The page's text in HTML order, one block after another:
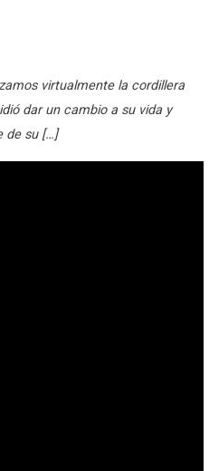
virtualmente la cordillera
dar un cambio a su vida y
de su […]